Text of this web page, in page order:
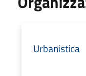
Urbanistica